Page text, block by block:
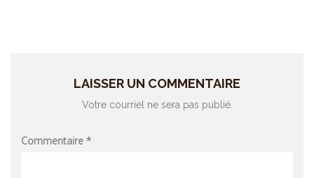
LAISSER UN COMMENTAIRE
Votre courriel ne sera pas publié.
Commentaire *